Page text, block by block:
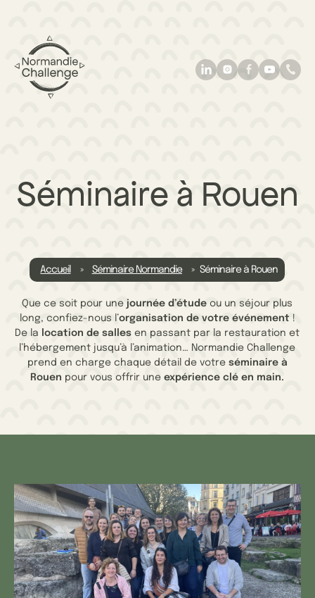
À propos
Le cadre
02 31 65 29 21
contact@normandie-challenge.com
Séminaire à Rouen
Accueil » Séminaire Normandie » Séminaire à Rouen
Que ce soit pour une journée d’étude ou un séjour plus
long, confiez-nous l’organisation de votre événement !
De la
location de salles en passant par la restauration et
l’hébergement jusqu’à l’animation… Normandie Challenge
prend en charge chaque détail de votre séminaire à
Rouen pour vous offrir uneexpérience clé en main.